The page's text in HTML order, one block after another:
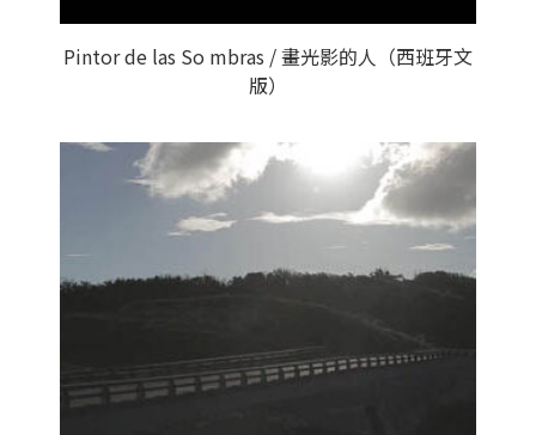
Pintor de las So mbras / 畫光影的人（西班牙文
版）